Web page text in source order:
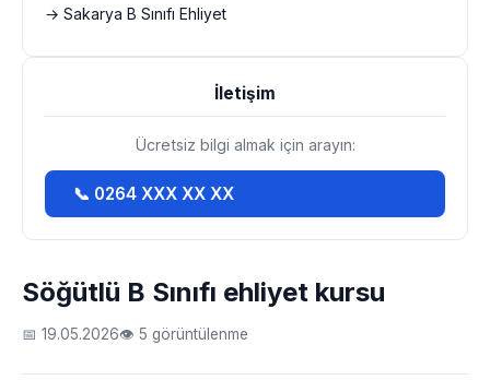
Söğütlü B Sınıfı ehliyet kursu
📅 19.05.2026👁 5 görüntülenme
→ Sakarya B Sınıfı Ehliyet
İletişim
Ücretsiz bilgi almak için arayın:
📞 0264 XXX XX XX